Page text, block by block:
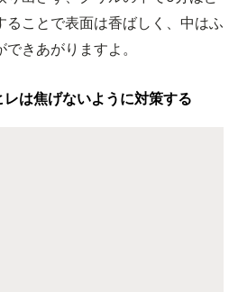
ることで表面は香ばしく、中はふ
きあがりますよ。
レは焦げないように対策する